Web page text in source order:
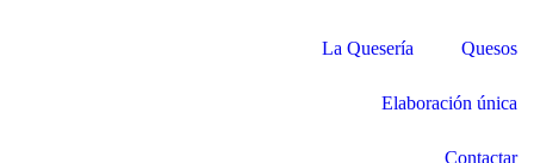
La Quesería Quesos
Elaboración única
Contactar